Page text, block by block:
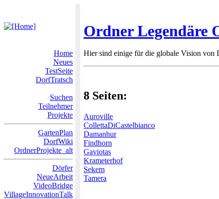
Ordner Legendäre
Home
Neues
TestSeite
DorfTratsch
Suchen
Teilnehmer
Projekte
GartenPlan
DorfWiki
OrdnerProjekte_alt
Dörfer
NeueArbeit
VideoBridge
VillageInnovationTalk
Hier sind einige für die globale Vision von
8 Seiten:
Auroville
CollettaDiCastelbianco
Damanhur
Findhorn
Gaviotas
Krameterhof
Sekem
Tamera